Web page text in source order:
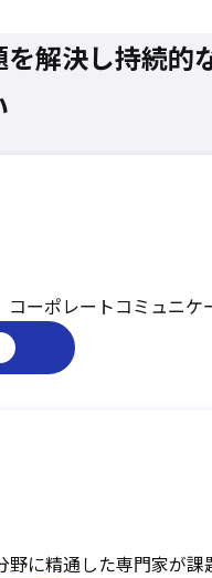
解決し持続的
コーポレートコミュニケ
野に精通した専門家が課